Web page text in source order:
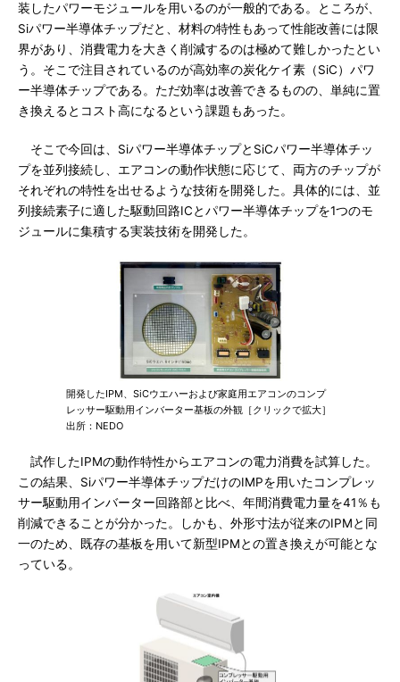
装したパワーモジュールを用いるのが一般的である。ところが、
Siパワー半導体チップだと、材料の特性もあって性能改善には限
界があり、消費電力を大きく削減するのは極めて難しかったとい
う。そこで注目されているのが高効率の炭化ケイ素（SiC）パワ
ー半導体チップである。ただ効率は改善できるものの、単純に置
き換えるとコスト高になるという課題もあった。
そこで今回は、Siパワー半導体チップとSiCパワー半導体チッ
プを並列接続し、エアコンの動作状態に応じて、両方のチップが
それぞれの特性を出せるような技術を開発した。具体的には、並
列接続素子に適した駆動回路ICとパワー半導体チップを1つのモ
ジュールに集積する実装技術を開発した。
開発したIPM、SiCウエハーおよび家庭用エアコンのコンプ
レッサー駆動用インバーター基板の外観［クリックで拡大］
出所：NEDO
試作したIPMの動作特性からエアコンの電力消費を試算した。
この結果、Siパワー半導体チップだけのIMPを用いたコンプレッ
サー駆動用インバーター回路部と比べ、年間消費電力量を41％も
削減できることが分かった。しかも、外形寸法が従来のIPMと同
一のため、既存の基板を用いて新型IPMとの置き換えが可能とな
っている。